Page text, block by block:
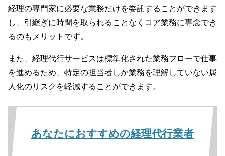
経理の専門家に必要な業務だけを委託することができます
し、引継ぎに時間を取られることなくコア業務に専念でき
るのもメリットです。
また、経理代行サービスは標準化された業務フローで仕事
を進めるため、特定の担当者しか業務を理解していない属
人化のリスクを軽減することができます。
あなたにおすすめの経理代行業者